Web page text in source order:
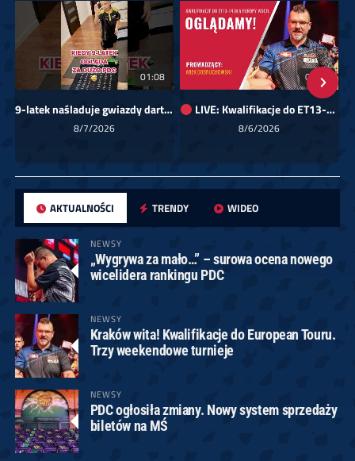
01:08
9-latek naśladuje gwiazdy darta!
8/7/2026
00:00
LIVE: Kwalifikacje do ET13-14 dla Europy Wschodniej
8/6/2026
AKTUALNOŚCI TRENDY WIDEO
NEWSY
„Wygrywa za mało…” – surowa ocena nowego
wicelidera rankingu PDC
NEWSY
Kraków wita! Kwalifikacje do European Touru.
Trzy weekendowe turnieje
NEWSY
PDC ogłosiła zmiany. Nowy system sprzedaży
biletów na MŚ